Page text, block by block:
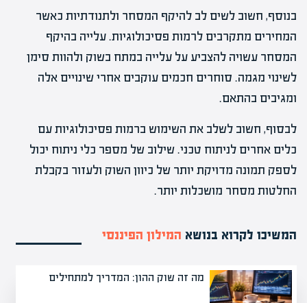
בנוסף, חשוב לשים לב להיקף המסחר ולתנודתיות כאשר
המחירים מתקרבים לרמות פסיכולוגיות. עלייה בהיקף
המסחר עשויה להצביע על עלייה במתח בשוק ולהוות סימן
לשינוי מגמה. סוחרים חכמים עוקבים אחרי שינויים אלה
ומגיבים בהתאם.
לבסוף, חשוב לשלב את השימוש ברמות פסיכולוגיות עם
כלים אחרים לניתוח טכני. שילוב של מספר כלי ניתוח יכול
לספק תמונה מדויקת יותר של כיוון השוק ולעזור בקבלת
החלטות מסחר מושכלות יותר.
המשיכו לקרוא בנושא המילון הפיננסי
מה זה שוק ההון: המדריך למתחילים